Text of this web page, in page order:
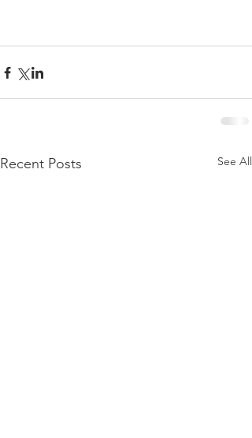
Recent Posts See All